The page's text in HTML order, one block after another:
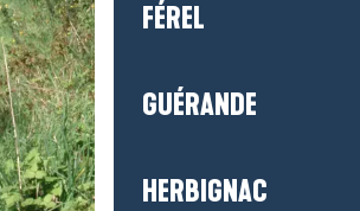
FÉREL
GUÉRANDE
HERBIGNAC